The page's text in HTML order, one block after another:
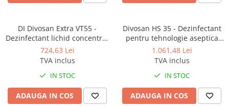
Site odorizante pisoar
Articole menaj
Carucioare
Carucioare curatenie
Lavete profesionale
DI Divosan Extra VT55 -
Dezinfectant lichid concentrat
pentru suprafete, pe baza de
saruri cuaternare de amoniu
724,63 Lei
TVA inclus
IN STOC
ADAUGA IN COS
Divosan HS 35 - Dezinfectant
pentru tehnologie aseptica
prin pulverizare 20L
1.061,48 Lei
TVA inclus
IN STOC
ADAUGA IN COS